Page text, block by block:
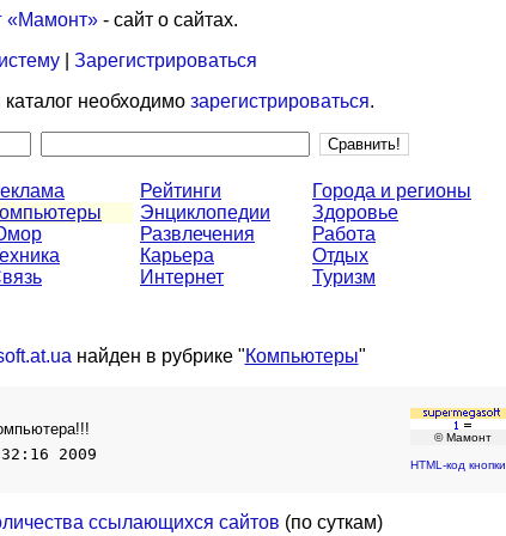
«Мамонт»- сайт о сайтах.
| Зарегистрироваться
необходимо зарегистрироваться.
Рейтинги
Энциклопедии
Развлечения
Карьера
Интернет
Города и регионы
Здоровье
Работа
Отдых
Туризм
найден в рубрике "Компьютеры"
© Мамонт
HTML-код кнопки
2009
ссылающихся сайтов (по суткам)